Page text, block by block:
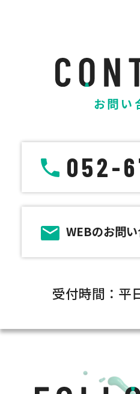
お問い
052-
WEBのお問
受付時間：平